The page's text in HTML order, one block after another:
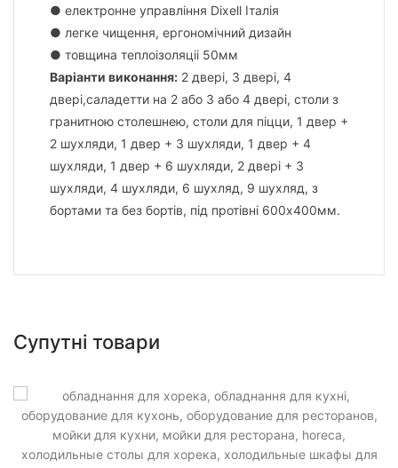
● електронне управління Dixell Італія
● легке чищення, ергономічний дизайн
● товщина теплоізоляціі 50мм
Варіанти виконання: 2 двері, 3 двері, 4
двері,саладетти на 2 або 3 або 4 двері, столи з
гранитною столешнею, столи для піцци, 1 двер +
2 шухляди, 1 двер + 3 шухляди, 1 двер + 4
шухляди, 1 двер + 6 шухляди, 2 двері + 3
шухляди, 4 шухляди, 6 шухляд, 9 шухляд, з
бортами та без бортів, під протівні 600х400мм.
Супутні товари